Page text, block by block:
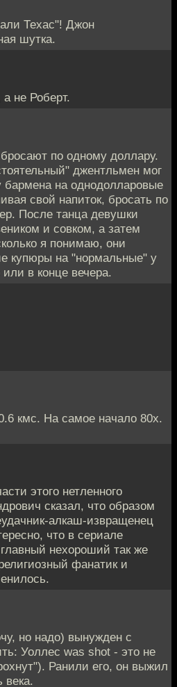
Техас"! Джон
шутка.
не Роберт.
по одному доллару.
джентльмен мог
бармена на однодолларовые
свой напиток, бросать по
После танца девушки
и совком, а затем
я понимаю, они
купюры на "нормальные" у
в конце вечера.
кмс. На самое начало 80х.
этого нетленного
сказал, что образом
алкаш-извращенец
что в сериале
нехороший так же
фанатик и
но надо) вынужден с
Уоллес was shot - это не
Ранили его, он выжил
века.